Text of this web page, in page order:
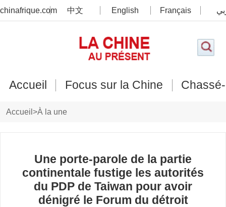
chinafrique.com 中文 English Français
Accueil Focus sur la Chine
Accueil >À la une
Une porte-parole de la partie
continentale fustige les autorités
du PDP de Taiwan pour avoir
dénigré le Forum du détroit